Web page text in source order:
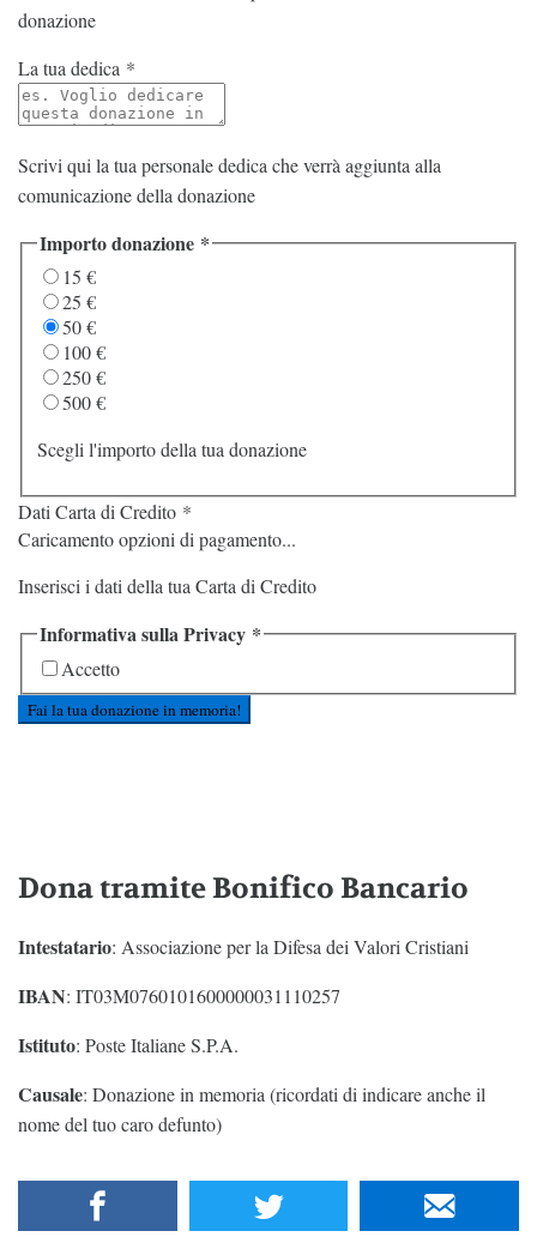
donazione
La tua dedica *
Scrivi qui la tua personale dedica che verrà aggiunta alla
comunicazione della donazione
Importo donazione *
15 €
25 €
50 €
100 €
250 €
500 €
Scegli l'importo della tua donazione
Dati Carta di Credito *
Caricamento opzioni di pagamento...
Inserisci i dati della tua Carta di Credito
Informativa sulla Privacy *
Accetto
Fai la tua donazione in memoria!
Dona tramite Bonifico Bancario
Intestatario: Associazione per la Difesa dei Valori Cristiani
IBAN: IT03M0760101600000031110257
Istituto: Poste Italiane S.P.A.
Causale: Donazione in memoria (ricordati di indicare anche il
nome del tuo caro defunto)